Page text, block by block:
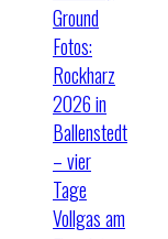
Ground
Fotos:
Rockharz
2026 in
Ballenstedt
– vier
Tage
Vollgas am